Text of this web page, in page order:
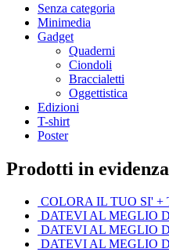
Senza categoria
Minimedia
Gadget
Quaderni
Ciondoli
Braccialetti
Oggettistica
Edizioni
T-shirt
Poster
Prodotti in evidenza
COLORA IL TUO SI' +
DATEVI AL MEGLIO
DATEVI AL MEGLIO
DATEVI AL MEGLIO